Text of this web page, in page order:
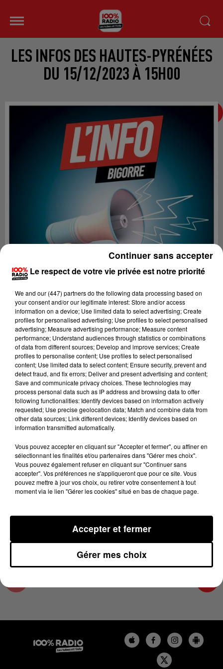
LES INFOS DES HAUTES-PYRÉNÉES
DU 15/12/2023 À 15H00
Lecture (2 min 22 sec)
100%
100% Radio les infos des Hautes-Pyrénées
15 décembre 2023 - 2 min 22 sec
LES INFOS DES HAUTES-PYRÉNÉES DU
15/12/2023 À 15H00
Podcasts infos des Hautes-Pyrénées
Le respect de votre vie privée est notre priorité
We and our (447) partnersdo the following data processing based on
your consent and/or our legitimate interest: Store and/or access
information on a device; Use limited data to select advertising; Create
profiles for personalised advertising; Use profiles to select personalised
advertising; Measure advertising performance; Measure content
performance; Understand audiences through statistics or combinations
of data from different sources; Develop and improve services; Create
profiles to personalise content; Use profiles to select personalised
content; Use limited data to select content; Ensure security, prevent and
detect fraud, and fix errors; Deliver and present advertising and content;
Save and communicate privacy choices. These technologies may
process personal data such as IP address and browsing data to offer
following functionalities: Identify devices based on information actively
requested; Use precise geolocation data; Match and combine data from
other data sources; Link different devices; Identify devices based on
information transmitted automatically.
Vous pouvez accepter en cliquant sur "Accepter et fermer", ou affiner en
sélectionnant les finalités et/ou partenaires dans "Gérer mes choix".
Vous pouvez également refuser en cliquant sur "Continuer sans
accepter". Vos préférences ne s'appliqueront que pour ce site. Vous
pouvez mettre à jour vos choix, ou retirer votre consentement à tout
moment via le lien "Gérer les cookies" situé en bas de chaque page.
Gérer mes choix
Accepter et fermer
Continuer sans accepter